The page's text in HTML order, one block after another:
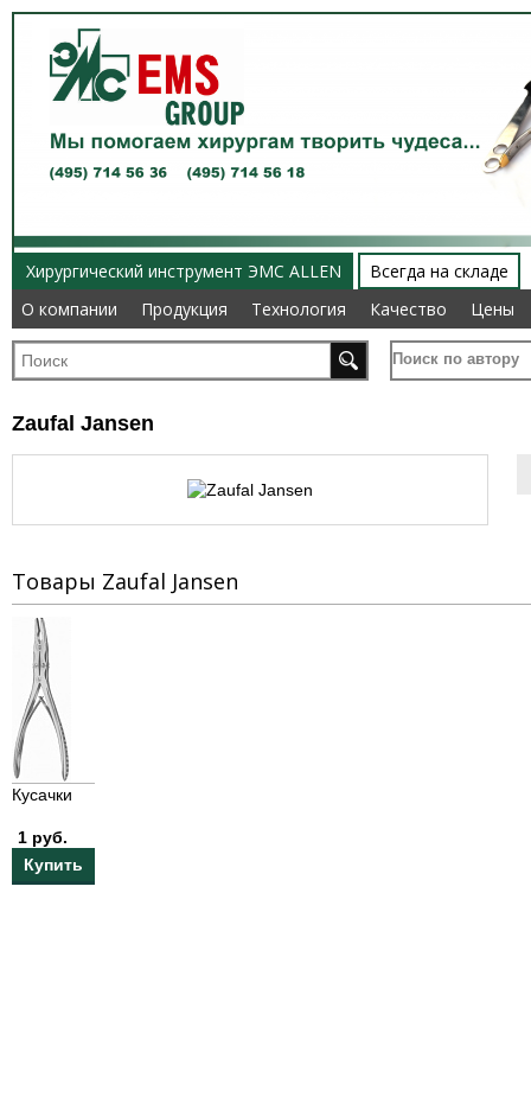
Хирургический инструмент ЭМС ALLEN
О компании
Продукция Технология Качество Цены
Всегда на складе
О компании
Продукция Технология Качество Цены
Поиск по автору
Zaufal Jansen
Товары Zaufal Jansen
Кусачки
1 руб.
Купить